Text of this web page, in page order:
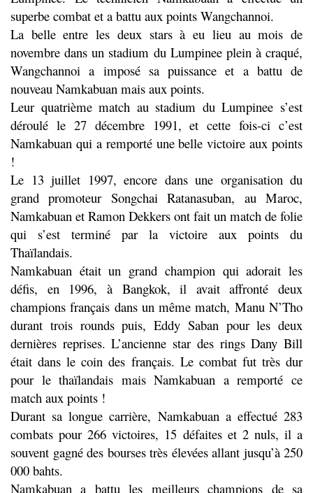
superbe combat et a battu aux points Wangchannoi.
La belle entre les deux stars à eu lieu au mois de
novembre dans un stadium du Lumpinee plein à craqué,
Wangchannoi a imposé sa puissance et a battu de
nouveau Namkabuan mais aux points.
Leur quatrième match au stadium du Lumpinee s’est
déroulé le 27 décembre 1991, et cette fois-ci c’est
Namkabuan qui a remporté une belle victoire aux points
!
Le 13 juillet 1997, encore dans une organisation du
grand promoteur Songchai Ratanasuban, au Maroc,
Namkabuan et Ramon Dekkers ont fait un match de folie
qui s’est terminé par la victoire aux points du
Thaïlandais.
Namkabuan était un grand champion qui adorait les
défis, en 1996, à Bangkok, il avait affronté deux
champions français dans un même match, Manu N’Tho
durant trois rounds puis, Eddy Saban pour les deux
dernières reprises. L’ancienne star des rings Dany Bill
était dans le coin des français. Le combat fut très dur
pour le thaïlandais mais Namkabuan a remporté ce
match aux points !
Durant sa longue carrière, Namkabuan a effectué 283
combats pour 266 victoires, 15 défaites et 2 nuls, il a
souvent gagné des bourses très élevées allant jusqu’à 250
000 bahts.
Namkabuan a battu les meilleurs champions de sa